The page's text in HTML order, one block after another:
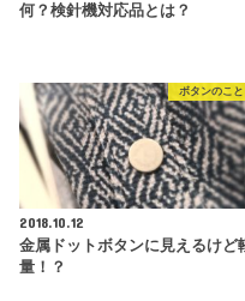
何？検針機対応品とは？
ボタンのこと
2018.10.12
金属ドットボタンに見えるけど
量！？